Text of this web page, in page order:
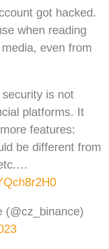
got hacked.
when reading
even from
security is not
platforms. It
features:
be different from